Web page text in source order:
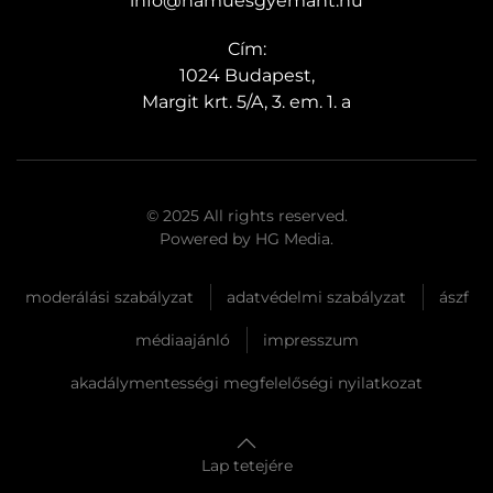
Cím:
1024 Budapest,
Margit krt. 5/A, 3. em. 1. a
© 2025 All rights reserved.
Powered by HG Media.
moderálási szabályzat adatvédelmi szabályzat ászf
médiaajánló impresszum
akadálymentességi megfelelőségi nyilatkozat
Lap tetejére